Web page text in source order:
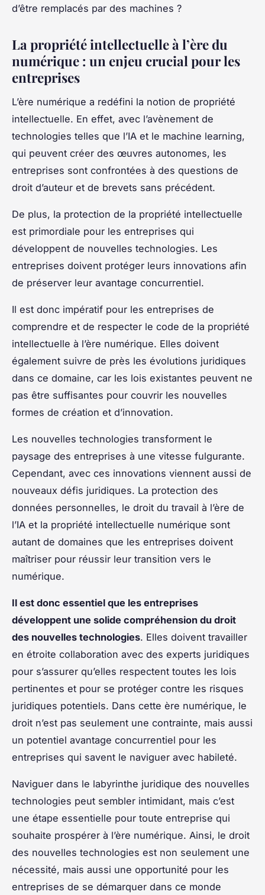
d’être remplacés par des machines ?
La propriété intellectuelle à l’ère du
numérique : un enjeu crucial pour les
entreprises
L’ère numérique a redéfini la notion de propriété
intellectuelle. En effet, avec l’avènement de
technologies telles que l’IA et le machine learning,
qui peuvent créer des œuvres autonomes, les
entreprises sont confrontées à des questions de
droit d’auteur et de brevets sans précédent.
De plus, la protection de la propriété intellectuelle
est primordiale pour les entreprises qui
développent de nouvelles technologies. Les
entreprises doivent protéger leurs innovations afin
de préserver leur avantage concurrentiel.
Il est donc impératif pour les entreprises de
comprendre et de respecter le code de la propriété
intellectuelle à l’ère numérique. Elles doivent
également suivre de près les évolutions juridiques
dans ce domaine, car les lois existantes peuvent ne
pas être suffisantes pour couvrir les nouvelles
formes de création et d’innovation.
Les nouvelles technologies transforment le
paysage des entreprises à une vitesse fulgurante.
Cependant, avec ces innovations viennent aussi de
nouveaux défis juridiques. La protection des
données personnelles, le droit du travail à l’ère de
l’IA et la propriété intellectuelle numérique sont
autant de domaines que les entreprises doivent
maîtriser pour réussir leur transition vers le
numérique.
Il est donc essentiel que les entreprises
développent une solide compréhension du droit
des nouvelles technologies. Elles doivent travailler
en étroite collaboration avec des experts juridiques
pour s’assurer qu’elles respectent toutes les lois
pertinentes et pour se protéger contre les risques
juridiques potentiels. Dans cette ère numérique, le
droit n’est pas seulement une contrainte, mais aussi
un potentiel avantage concurrentiel pour les
entreprises qui savent le naviguer avec habileté.
Naviguer dans le labyrinthe juridique des nouvelles
technologies peut sembler intimidant, mais c’est
une étape essentielle pour toute entreprise qui
souhaite prospérer à l’ère numérique. Ainsi, le droit
des nouvelles technologies est non seulement une
nécessité, mais aussi une opportunité pour les
entreprises de se démarquer dans ce monde